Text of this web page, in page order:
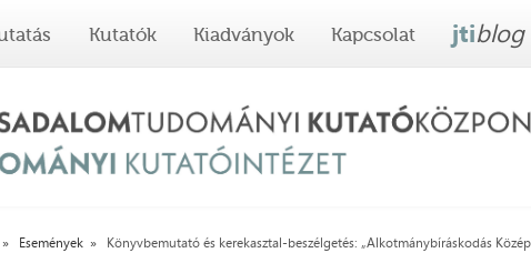
Kutatók Kiadványok Kapcsolat jtiblog
Események Könyvbemutató és kerekasztal-beszélgetés: „Alkotmánybíráskodás